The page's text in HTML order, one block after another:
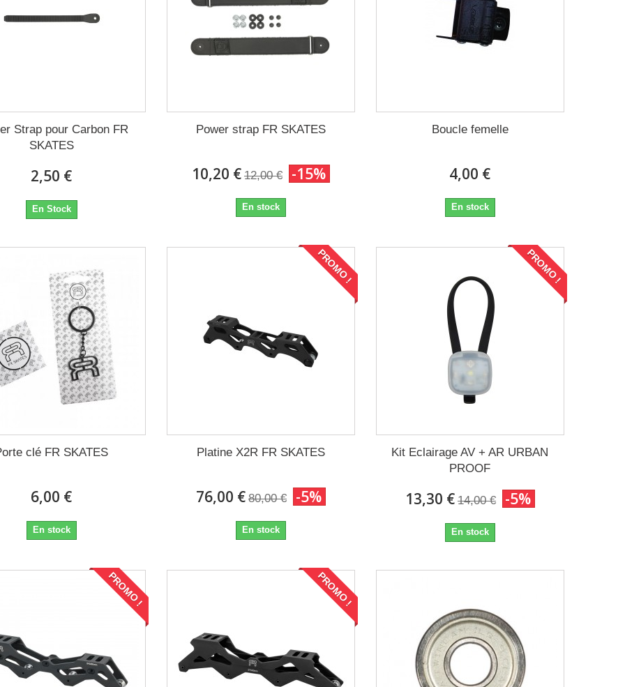
Strap pour Carbon FR
SKATES
2,50 €
En Stock
Power strap FR SKATES
10,20 € 12,00 € -15%
En stock
Boucle femelle
4,00 €
En stock
clé FR SKATES
6,00 €
En stock
PROMO !
Platine X2R FR SKATES
76,00 € 80,00 € -5%
En stock
PROMO !
Kit Eclairage AV + AR URBAN
PROOF
13,30 € 14,00 € -5%
En stock
PROMO ! PROMO !